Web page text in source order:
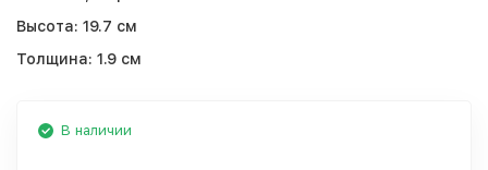
Высота: 19.7 см
Толщина: 1.9 см
В наличии